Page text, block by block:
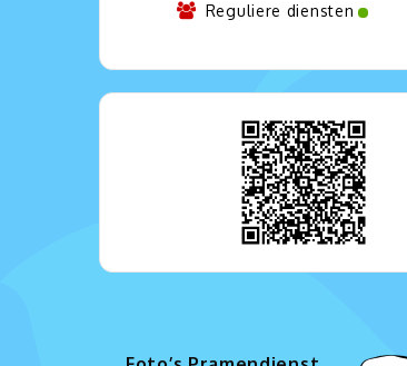
Reguliere diensten